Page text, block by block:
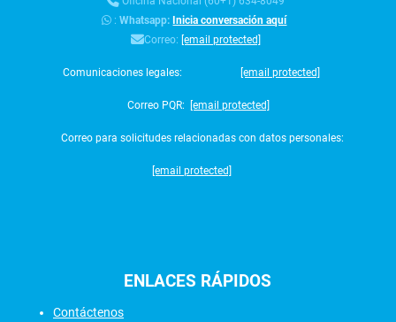
:Whatsapp: Inicia conversación aquí
Correo: [email protected]
Comunicaciones legales: [email protected]
Correo PQR: [email protected]
Correo para solicitudes relacionadas con datos personales:
[email protected]
ENLACES RÁPIDOS
Contáctenos